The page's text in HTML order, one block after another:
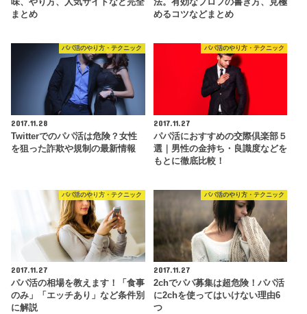
まとめ
めるコツなどまとめ
パパ活のやり方・テクニック
2017.11.28
Twitterでのパパ活は危険？女性
を狙った詐欺や規制の最新情報
パパ活のやり方・テクニック
2017.11.27
パパ活におすすめの交際倶楽部５
選｜男性の金持ち・良識度などを
もとに徹底比較！
パパ活のやり方・テクニック
2017.11.27
パパ活の相場を教えます！「食事
のみ」「エッチあり」など条件別
に解説
パパ活のやり方・テクニック
2017.11.27
2chでパパ募集は超危険！パパ活
に2chを使ってはいけない理由6
つ